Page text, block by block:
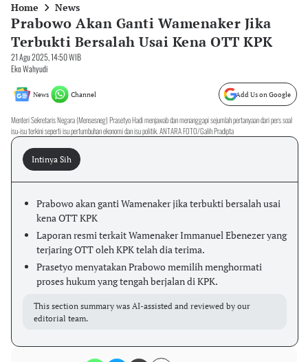
Home News
Prabowo Akan Ganti Wamenaker Jika
Terbukti Bersalah Usai Kena OTT KPK
21 Agu 2025, 14:50 WIB
Eko Wahyudi
News Channel Add Us on Google
Menteri Sekretaris Negara (Mensesneg) Prasetyo Hadi menjawab dan menanggapi sejumlah pertanyaan dari pers soal
isu-isu terkini seperti isu pertumbuhan ekonomi dan isu politik. ANTARA FOTO/Galih Pradipta
Intinya Sih
Prabowo akan ganti Wamenaker jika terbukti bersalah usai
kena OTT KPK
Laporan resmi terkait Wamenaker Immanuel Ebenezer yang
terjaring OTT oleh KPK telah dia terima.
Prasetyo menyatakan Prabowo memilih menghormati
proses hukum yang tengah berjalan di KPK.
This section summary was AI-assisted and reviewed by our
editorial team.